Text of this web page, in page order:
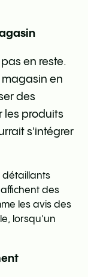
en reste.
magasin en
des
les produits
s'intégrer
détaillants
des
les avis des
lorsqu'un